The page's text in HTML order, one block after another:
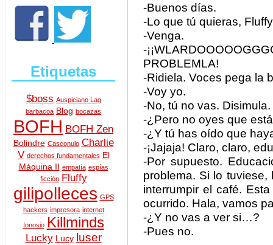
Etiquetas
$boss Auspiciano Lag
barbacoa Blog bocazas
BOFH BOFH Zen
Bolindre Casconulo Charlie
V derechos fundamentales El
Máquina II empatía espías
ficción
Fluffy
gilipolleces GPS
hackers impresora internet
Ionosio Killminds
Lucky Lucy luser
-Buenos días.
-Lo que tú quieras,
-Venga.
-
PROBLEMLA!
-Ridiela. Voces pega la
-Voy yo.
-No, tú no vas. Disimula.
-¿Pero no oyes que
-¿Y tú has oído que
-¡Jajaja! Claro, claro,
-Por supuesto.
problema. Si lo
interrumpir el café.
ocurrido. Hala, vamos
-¿Y no vas a ver si…?
-Pues no.